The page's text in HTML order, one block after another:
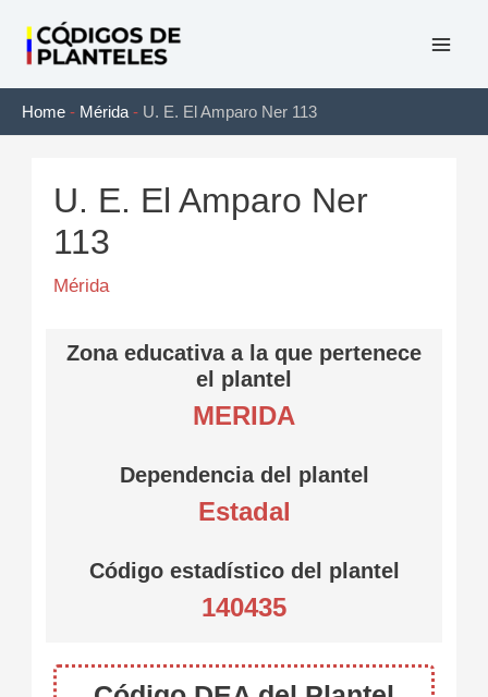
contenido
Home - Mérida - U. E. El Amparo Ner 113
U. E. El Amparo Ner
113
Mérida
Zona educativa a la que pertenece
el plantel
MERIDA
Dependencia del plantel
Estadal
Código estadístico del plantel
140435